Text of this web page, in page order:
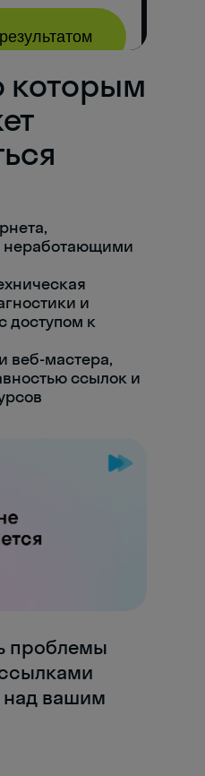
которым
неработающими
и
доступом к
веб-мастера,
ссылок и
проблемы
над вашим